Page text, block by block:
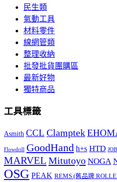
民生類
氣動工具
材料零件
線網管類
整理收納
批發批貨團購區
最新好物
獨特商品
工具標籤
Asmith CCL Clamptek
Flowdrill GoodHand h+s HTD JOB
MARVEL Mitutoyo NOGA
OSG PEAK REMS (舊品牌